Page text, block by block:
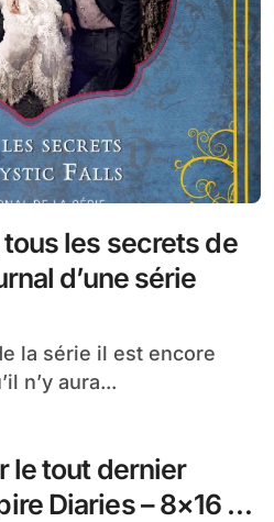
les secrets de
d’une série
n’y aura...
le tout dernier
Diaries – 8×16 – I